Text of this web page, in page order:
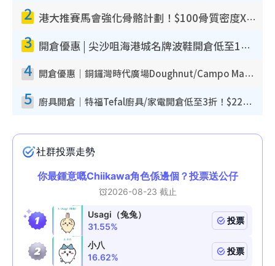
2 港大推賽馬會強化骨骼計劃！$100骨質密度X光檢查 完成免費運動訓練送超市禮券！附參加資格
3 開倉優惠 | 尖沙咀海港城名牌波鞋開倉低至1折！On鞋$899起／Joy&Peace鞋履$98起
4 開倉優惠｜銅鑼灣時代廣場Doughnut/Campo Marzio開倉低至1折！背囊、書包、手袋劈價$200起
5 廚具開倉｜特福Tefal廚具/家電開倉低至3折！$220起買平底鍋/炒鑊/湯煲！電飯煲/吸塵機/燙斗$418起